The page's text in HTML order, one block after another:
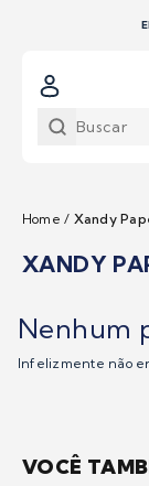
Home / Xandy
XANDY
Nenhum
Infelizmente não
VOCÊ